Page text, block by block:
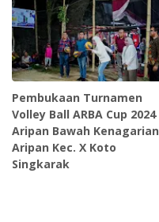
Pembukaan Turnamen
Volley Ball ARBA Cup 2024
Aripan Bawah Kenagarian
Aripan Kec. X Koto
Singkarak